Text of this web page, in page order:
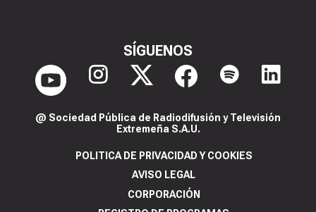
SÍGUENOS
@ Sociedad Pública de Radiodifusión y Televisión
Extremeña S.A.U.
POLITICA DE PRIVACIDAD Y COOKIES
AVISO LEGAL
CORPORACIÓN